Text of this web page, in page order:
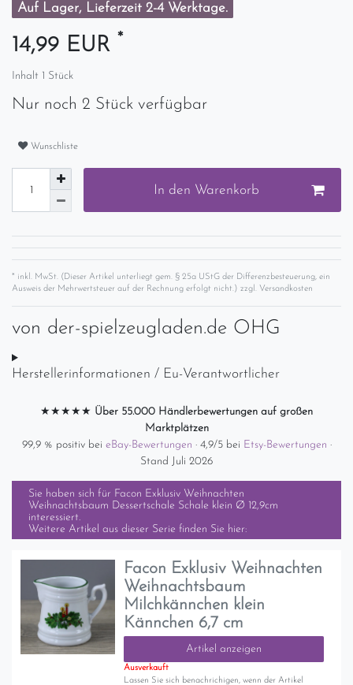
Auf Lager, Lieferzeit 2-4 Werktage.
14,99 EUR *
Inhalt 1 Stück
Nur noch 2 Stück verfügbar
Wunschliste
In den Warenkorb
* inkl. MwSt. (Dieser Artikel unterliegt gem. § 25a UStG der Differenzbesteuerung, ein
Ausweis der Mehrwertsteuer auf der Rechnung erfolgt nicht.) zzgl. Versandkosten
von der-spielzeugladen.de OHG
Herstellerinformationen / Eu-Verantwortlicher
★★★★★ Über 55.000 Händlerbewertungen auf großen
Marktplätzen
99,9 % positiv bei eBay-Bewertungen · 4,9/5 bei Etsy-Bewertungen ·
Stand Juli 2026
Sie haben sich für Facon Exklusiv Weihnachten
Weihnachtsbaum Dessertschale Schale klein Ø 12,9cm
interessiert.
Weitere Artikel aus dieser Serie finden Sie hier:
Facon Exklusiv Weihnachten
Weihnachtsbaum
Milchkännchen klein
Kännchen 6,7 cm
Artikel anzeigen
Ausverkauft
Lassen Sie sich benachrichigen, wenn der Artikel